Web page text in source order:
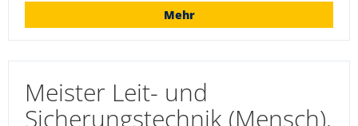
Mehr
Meister Leit- und
Sicherungstechnik (Mensch),